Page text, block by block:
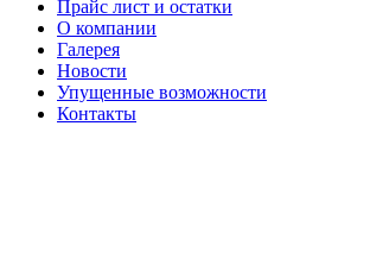
Прайс лист и остатки
О компании
Галерея
Новости
Упущенные возможности
Контакты